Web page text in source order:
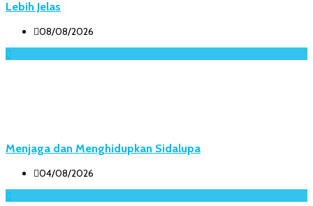
Lebih Jelas
08/08/2026
Menjaga dan Menghidupkan Sidalupa
04/08/2026